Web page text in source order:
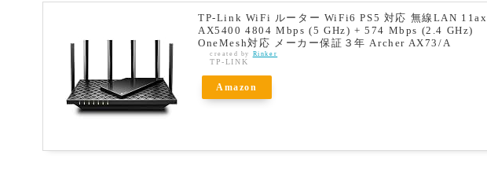
TP-Link WiFi ルーター WiFi6 PS5 対応 無線LAN 11ax
AX5400 4804 Mbps (5 GHz) + 574 Mbps (2.4 GHz)
OneMesh対応 メーカー保証３年 Archer AX73/A
created by Rinker
TP-LINK
Amazon